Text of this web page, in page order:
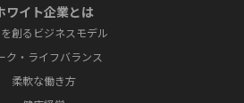
ワイト企業とは
創るビジネスモデル
ク・ライフバランス
柔軟な働き方